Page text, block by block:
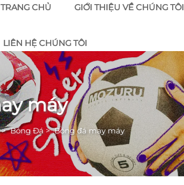
TRANG CHỦ GIỚI THIỆU VỀ CHÚNG TÔI
LIÊN HỆ CHÚNG TÔI
máy
>Bóng Đá>Bóng đá may máy